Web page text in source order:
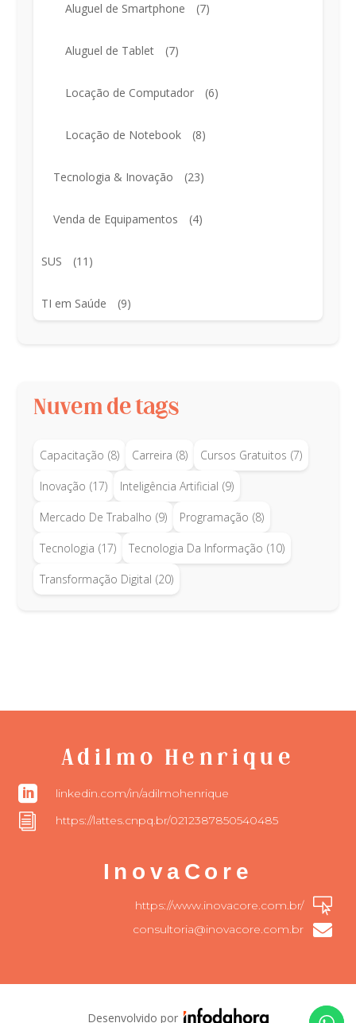
Aluguel de Smartphone (7)
Aluguel de Tablet (7)
Locação de Computador (6)
Locação de Notebook (8)
Tecnologia & Inovação (23)
Venda de Equipamentos (4)
SUS (11)
TI em Saúde (9)
Nuvem de tags
Capacitação (8) Carreira (8) Cursos Gratuitos (7)
Inovação (17) Inteligência Artificial (9)
Mercado De Trabalho (9) Programação (8)
Tecnologia (17) Tecnologia Da Informação (10)
Transformação Digital (20)
Adilmo Henrique
 linkedin.com/in/adilmohenrique
i https://lattes.cnpq.br/0212387850540485
InovaCore

https://www.inovacore.com.br/

consultoria@inovacore.com.br
Desenvolvido por